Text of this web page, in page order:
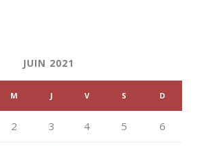
JUIN 2021
M J V S D
2 3 4 5 6